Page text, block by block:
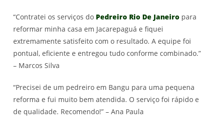
“Contratei os serviços do Pedreiro Rio De Janeiro para
reformar minha casa em Jacarepaguá e fiquei
extremamente satisfeito com o resultado. A equipe foi
pontual, eficiente e entregou tudo conforme combinado.”
– Marcos Silva
“Precisei de um pedreiro em Bangu para uma pequena
reforma e fui muito bem atendida. O serviço foi rápido e
de qualidade. Recomendo!” – Ana Paula